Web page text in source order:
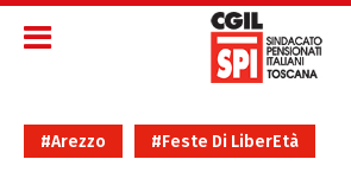
#Arezzo #Feste Di LiberEtà